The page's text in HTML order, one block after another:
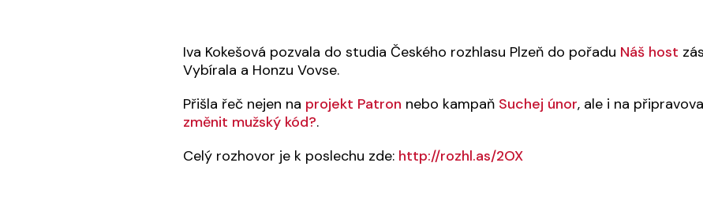
Iva Kokešová pozvala do studia Českého rozhlasu Plzeň do pořadu Náš host
Vybírala a Honzu Vovse.
Přišla řeč nejen na projekt Patron nebo kampaň Suchej únor, ale i na
změnit mužský kód?.
Celý rozhovor je k poslechu zde: http://rozhl.as/2OX